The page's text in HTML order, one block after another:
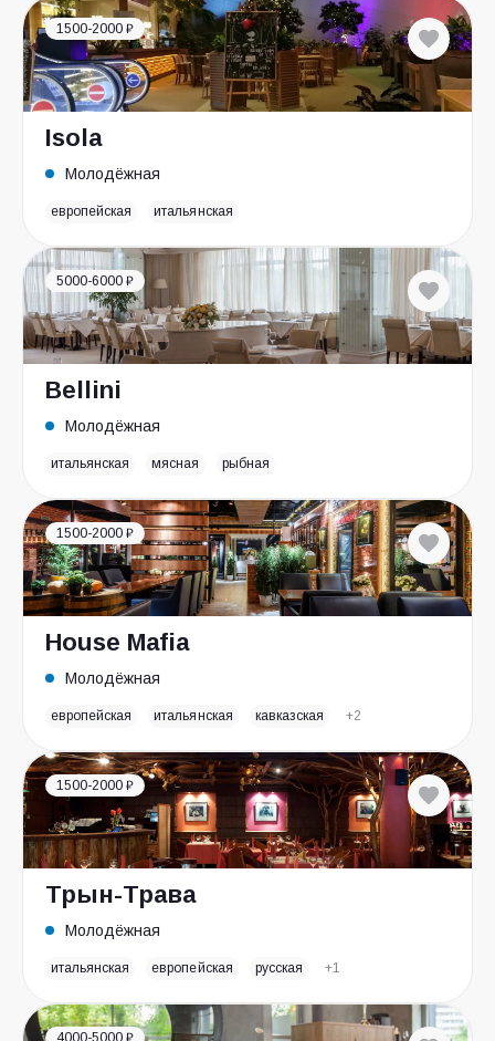
1500-2000 ₽
Isola
Молодёжная
европейская итальянская
5000-6000 ₽
Bellini
Молодёжная
итальянская мясная рыбная
1500-2000 ₽
House Mafia
Молодёжная
европейская итальянская кавказская +2
1500-2000 ₽
Трын-Трава
Молодёжная
итальянская европейская русская +1
4000-5000 ₽